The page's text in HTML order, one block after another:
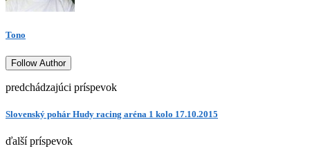
Tono
Follow Author
predchádzajúci príspevok
Slovenský pohár Hudy racing aréna 1 kolo 17.10.2015
ďalší príspevok